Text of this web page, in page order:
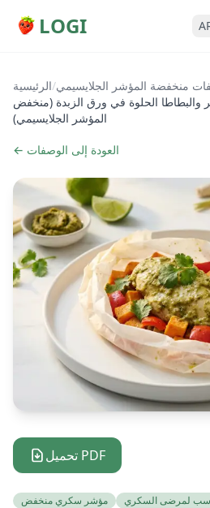
LOGI
الرئيسية/منخفضة المؤشر الجلايسيمي
والبطاطا الحلوة في ورق الزبدة (منخفض
المؤشر الجلايسيمي)
← العودة إلى الوصفات
تحميل PDF
مؤشر سكري منخفض لمرضى السكري